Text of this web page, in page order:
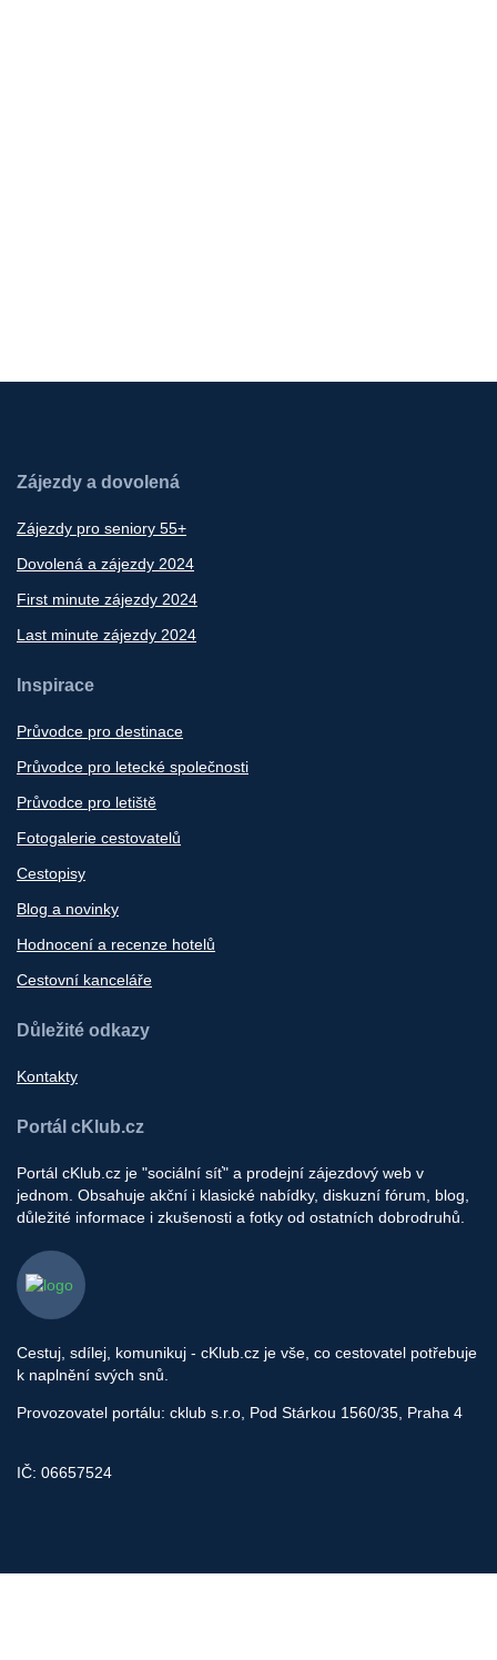
Zájezdy a dovolená
Zájezdy pro seniory 55+
Dovolená a zájezdy 2024
First minute zájezdy 2024
Last minute zájezdy 2024
Inspirace
Průvodce pro destinace
Průvodce pro letecké společnosti
Průvodce pro letiště
Fotogalerie cestovatelů
Cestopisy
Blog a novinky
Hodnocení a recenze hotelů
Cestovní kanceláře
Důležité odkazy
Kontakty
Portál cKlub.cz
Portál cKlub.cz je "sociální síť" a prodejní zájezdový web v
jednom. Obsahuje akční i klasické nabídky, diskuzní fórum, blog,
důležité informace i zkušenosti a fotky od ostatních dobrodruhů.
Cestuj, sdílej, komunikuj - cKlub.cz je vše, co cestovatel potřebuje
k naplnění svých snů.
Provozovatel portálu: cklub s.r.o, Pod Stárkou 1560/35, Praha 4
IČ: 06657524